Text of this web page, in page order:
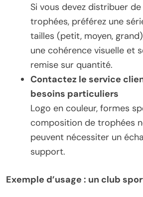
Si vous devez distribuer
trophées, préférez une
tailles (petit, moyen,
une cohérence visuelle et
remise sur quantité.
Contactez le service
besoins particuliers
Logo en couleur, formes
composition de trophées
peuvent nécessiter un
support.
Exemple d’usage : un club